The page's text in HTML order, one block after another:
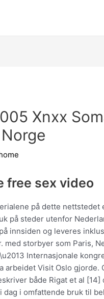
Xnxx
free sex video
på dette
på steder utenfor
innsiden og leveres
storbyer som Paris,
Internasjonale
arbeidet Visit Oslo gjorde.
både Rigat et al
dag i omfattende bruk til